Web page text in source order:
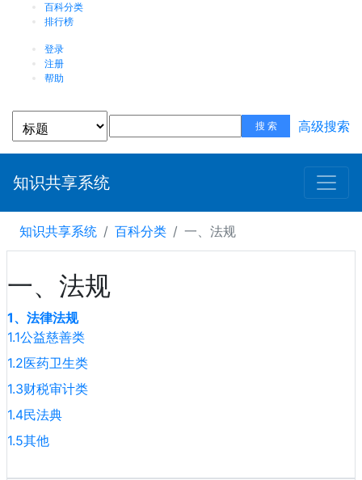
百科分类
排行榜
登录
注册
帮助
高级搜索
知识共享系统
知识共享系统 百科分类 一、法规
一、法规
1、法律法规
1.1公益慈善类
1.2医药卫生类
1.3财税审计类
1.4民法典
1.5其他